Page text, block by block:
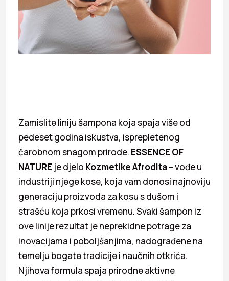
Zamislite liniju šampona koja spaja više od
pedeset godina iskustva, isprepletenog
čarobnom snagom prirode. ESSENCE OF
NATURE je djelo Kozmetike Afrodita– vođe u
industriji njege kose, koja vam donosi najnoviju
generaciju proizvoda za kosu s dušom i
strašću koja prkosi vremenu. Svaki šampon iz
ove linije rezultat je neprekidne potrage za
inovacijama i poboljšanjima, nadograđene na
temelju bogate tradicije i naučnih otkrića.
Njihova formula spaja prirodne aktivne